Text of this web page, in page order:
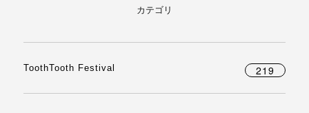
カテゴリ
ToothTooth Festival 219